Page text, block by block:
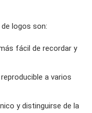
logos son:
fácil de recordar y
a varios
y distinguirse de la